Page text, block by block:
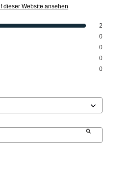
dieser Website ansehen
2
0
0
0
0